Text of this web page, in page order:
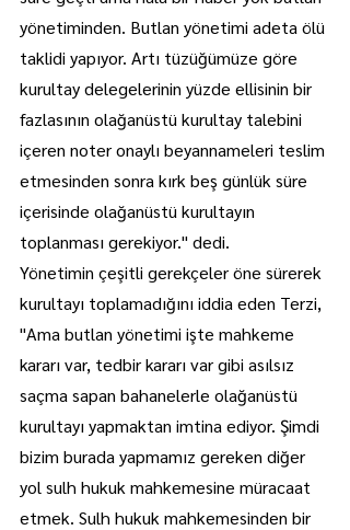
yönetiminden. Butlan yönetimi adeta ölü
taklidi yapıyor. Artı tüzüğümüze göre
kurultay delegelerinin yüzde ellisinin bir
fazlasının olağanüstü kurultay talebini
içeren noter onaylı beyannameleri teslim
etmesinden sonra kırk beş günlük süre
içerisinde olağanüstü kurultayın
toplanması gerekiyor." dedi.
Yönetimin çeşitli gerekçeler öne sürerek
kurultayı toplamadığını iddia eden Terzi,
"Ama butlan yönetimi işte mahkeme
kararı var, tedbir kararı var gibi asılsız
saçma sapan bahanelerle olağanüstü
kurultayı yapmaktan imtina ediyor. Şimdi
bizim burada yapmamız gereken diğer
yol sulh hukuk mahkemesine müracaat
etmek. Sulh hukuk mahkemesinden bir